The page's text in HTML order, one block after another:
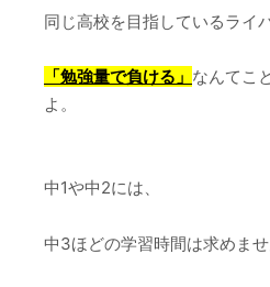
同じ高校を目指しているライ
「勉強量で負ける」 なんてこ
よ。
中1や中2には、
中3ほどの学習時間は求めませ